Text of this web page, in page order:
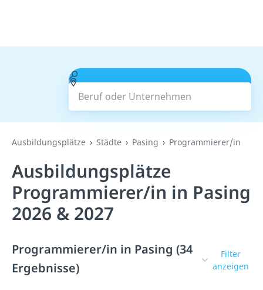
Beruf oder Unternehmen
Suchen
Ausbildungsplätze Städte Pasing Programmierer/in
Ausbildungsplätze
Programmierer/in in Pasing
2026 & 2027
Programmierer/in in Pasing (34
Ergebnisse)
Filter
anzeigen